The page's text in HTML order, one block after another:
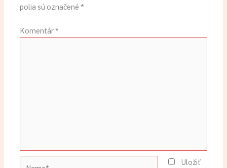
polia sú označené*
Komentár*
Uložiť